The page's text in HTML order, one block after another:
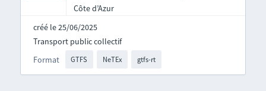
Côte d’Azur
créé le 25/06/2025
Format GTFS NeTEx gtfs-rt
Transport public collectif